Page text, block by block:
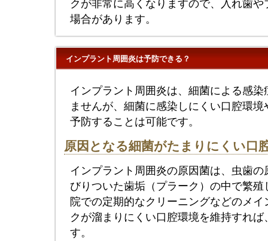
クが非常に高くなりますので、入れ歯
場合があります。
インプラント周囲炎は予防できる？
インプラント周囲炎は、細菌による感
ませんが、細菌に感染しにくい口腔環
予防することは可能です。
原因となる細菌がたまりにくい口
インプラント周囲炎の原因菌は、虫歯
びりついた歯垢（プラーク）の中で繁
院での定期的なクリーニングなどのメ
クが溜まりにくい口腔環境を維持すれ
す。